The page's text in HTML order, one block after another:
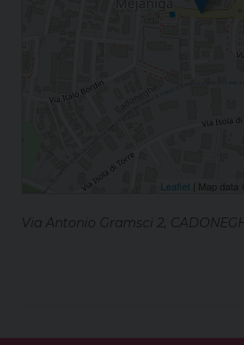
Leaflet | Map data ©
Via Antonio Gramsci 2,